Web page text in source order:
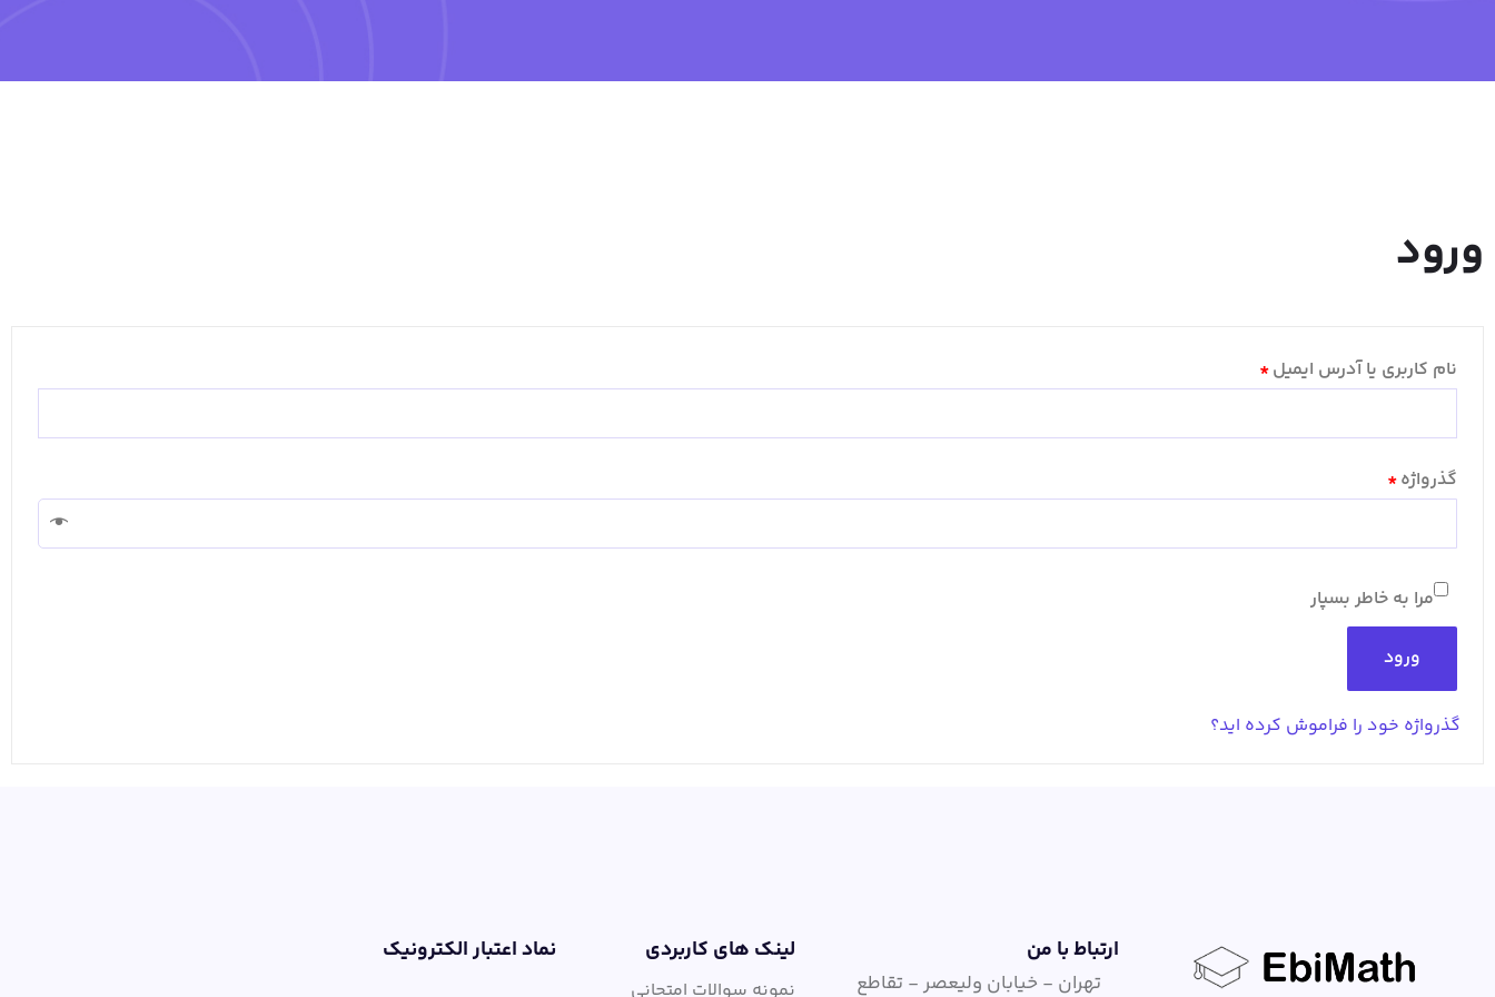
ورود
نام کاربری یا آدرس ایمیل*
گذرواژه*
مرا به خاطر بسپار
ورود
گذرواژه خود را فراموش کرده اید؟
ارتباط با من
تهران - خیابان ولیعصر - تقاطع
لینک های کاربردی
نمونه سوالات امتحانی
نماد اعتبار الکترونیک